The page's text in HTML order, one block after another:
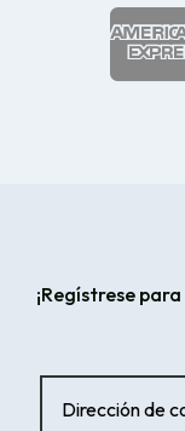
¡Regístrese